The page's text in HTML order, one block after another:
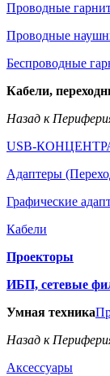
Проводные
Проводные
Беспроводные
Кабели,
Назад к
USB-
Адаптеры
Графические
Кабели
Проекторы
ИБП, сетевые
Умная техника
Назад к
Аксессуары